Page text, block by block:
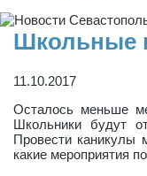
Школьные
11.10.2017
Осталось меньше
Школьники будут
Провести каникулы
какие мероприятия